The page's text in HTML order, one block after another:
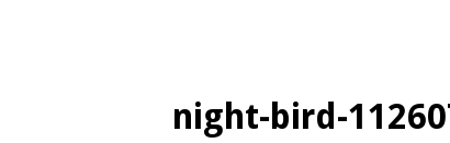
night-bird-